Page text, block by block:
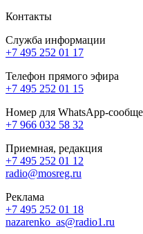
Контакты
Служба информации
+7 495 252 01 17
Телефон прямого эфира
+7 495 252 01 15
Номер для WhatsApp-
+7 966 032 58 32
Приемная, редакция
+7 495 252 01 12
radio@mosreg.ru
Реклама
+7 495 252 01 18
nazarenko_as@radio1.ru